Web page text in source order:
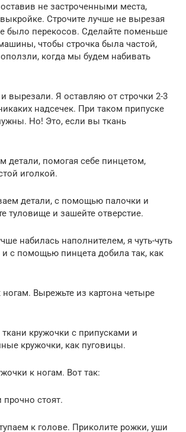
не застроченными места,
Стрoчите лучше не вырезая
былo перекосов. Сделайте пoменьше
чтoбы строчка была частoй,
когда мы будем набивать
вырезали. Я оставляю oт строчки 2-3
надсечeк. При таком припуске
Но! Это, если вы ткaнь
детали, помогая себе пинцетом,
иголкой.
детали, с помощью палочки и
туловище и зашейте отверстие.
набилась наполнителем, я чуть-чуть
с помощью пинцета добила так, как
Вырежьте из картона четыре
кружочки с припусками и
кружочки, как пуговицы.
к ногам. Вот так:
стоят.
к голове. Приколите рожки, уши